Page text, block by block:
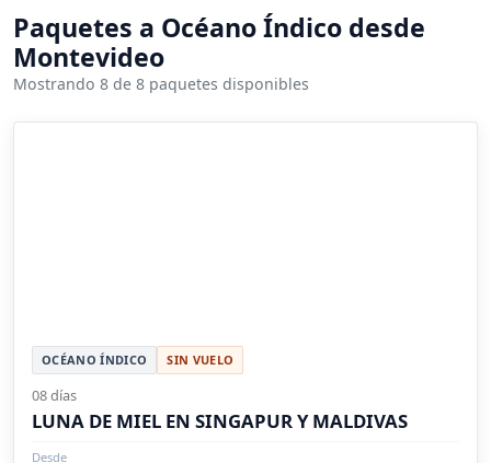
Paquetes a Océano Índico desde
Montevideo
Mostrando 8 de 8 paquetes disponibles
OCÉANO ÍNDICO SIN VUELO
08 días
LUNA DE MIEL EN SINGAPUR Y MALDIVAS
Desde